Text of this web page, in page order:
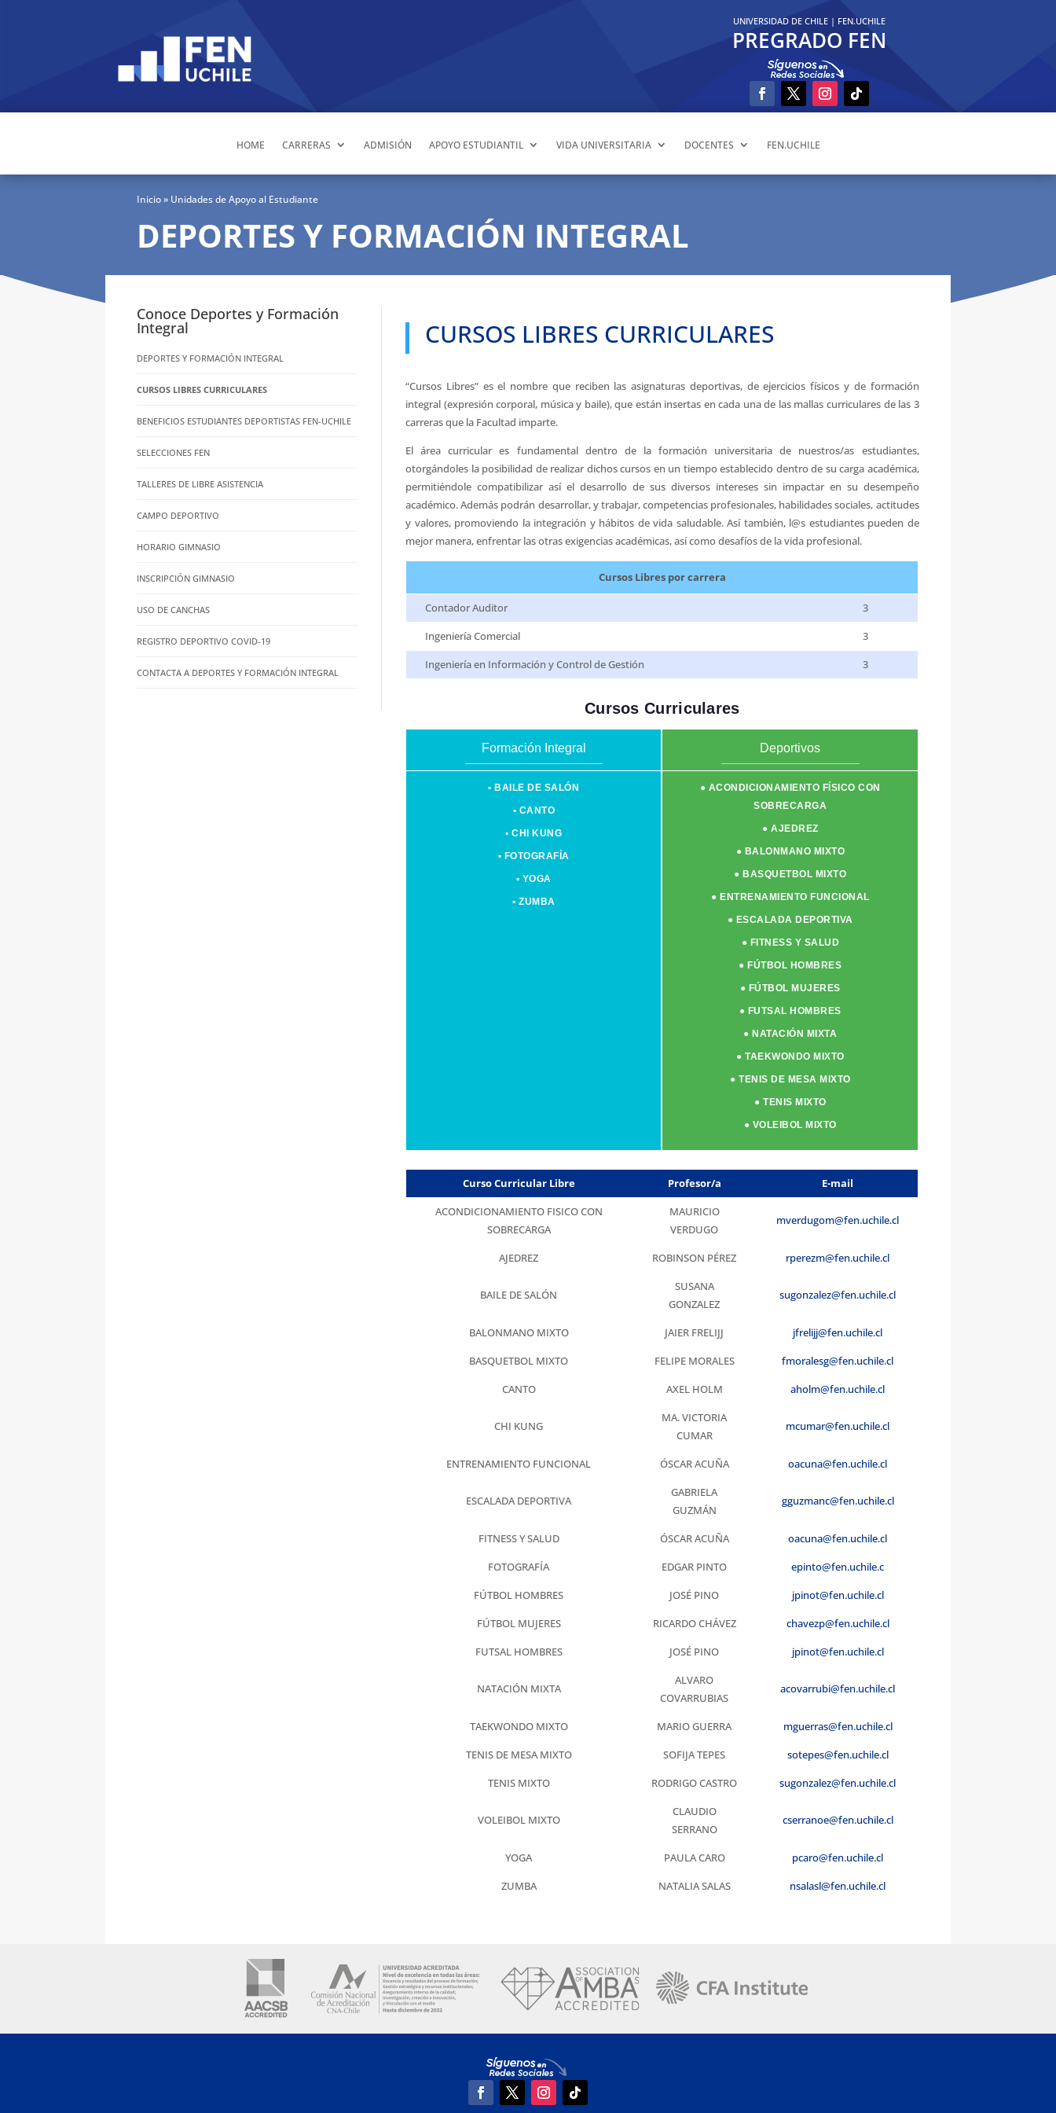
UNIVERSIDAD DE CHILE | FEN.UCHILE
PREGRADO FEN
HOME CARRERAS ADMISIÓN APOYO ESTUDIANTIL VIDA UNIVERSITARIA DOCENTES FEN.UCHILE
Inicio» Unidades de Apoyo al Estudiante
DEPORTES Y FORMACIÓN INTEGRAL
Conoce Deportes y Formación
Integral
DEPORTES Y FORMACIÓN INTEGRAL
CURSOS LIBRES CURRICULARES
BENEFICIOS ESTUDIANTES DEPORTISTAS FEN-UCHILE
SELECCIONES FEN
TALLERES DE LIBRE ASISTENCIA
CAMPO DEPORTIVO
HORARIO GIMNASIO
INSCRIPCIÓN GIMNASIO
USO DE CANCHAS
REGISTRO DEPORTIVO COVID-19
CONTACTA A DEPORTES Y FORMACIÓN INTEGRAL
CURSOS LIBRES CURRICULARES
“Cursos Libres” es el nombre que reciben las asignaturas deportivas, de ejercicios físicos y de formación
integral (expresión corporal, música y baile), que están insertas en cada una de las mallas curriculares de las 3
carreras que la Facultad imparte.
El área curricular es fundamental dentro de la formación universitaria de nuestros/as estudiantes,
otorgándoles la posibilidad de realizar dichos cursos en un tiempo establecido dentro de su carga académica,
permitiéndole compatibilizar así el desarrollo de sus diversos intereses sin impactar en su desempeño
académico. Además podrán desarrollar, y trabajar, competencias profesionales, habilidades sociales, actitudes
y valores, promoviendo la integración y hábitos de vida saludable. Así también, l@s estudiantes pueden de
mejor manera, enfrentar las otras exigencias académicas, así como desafíos de la vida profesional.
Cursos Libres por carrera
Contador Auditor
3
Ingeniería Comercial
3
Ingeniería en Información y Control de Gestión
3
Cursos Curriculares
Formación Integral Deportivos
▪ BAILE DE SALÓN
▪ CANTO
▪ CHI KUNG
▪ FOTOGRAFÍA
▪ YOGA
▪ ZUMBA
● ACONDICIONAMIENTO FÍSICO CON
SOBRECARGA
● AJEDREZ
● BALONMANO MIXTO
● BASQUETBOL MIXTO
● ENTRENAMIENTO FUNCIONAL
● ESCALADA DEPORTIVA
● FITNESS Y SALUD
● FÚTBOL HOMBRES
● FÚTBOL MUJERES
● FUTSAL HOMBRES
● NATACIÓN MIXTA
● TAEKWONDO MIXTO
● TENIS DE MESA MIXTO
● TENIS MIXTO
● VOLEIBOL MIXTO
Curso Curricular Libre Profesor/a
E-mail
ACONDICIONAMIENTO FISICO CON
SOBRECARGA
MAURICIO
VERDUGO
mverdugom@fen.uchile.cl
AJEDREZ ROBINSON PÉREZ rperezm@fen.uchile.cl
BAILE DE SALÓN
SUSANA
GONZALEZ
sugonzalez@fen.uchile.cl
BALONMANO MIXTO JAIER FRELIJJ
jfrelijj@fen.uchile.cl
BASQUETBOL MIXTO
FELIPE MORALES
fmoralesg@fen.uchile.cl
CANTO
AXEL HOLM aholm@fen.uchile.cl
CHI KUNG
MA. VICTORIA
CUMAR
mcumar@fen.uchile.cl
ENTRENAMIENTO FUNCIONAL ÓSCAR ACUÑA oacuna@fen.uchile.cl
ESCALADA DEPORTIVA
GABRIELA
GUZMÁN
gguzmanc@fen.uchile.cl
FITNESS Y SALUD ÓSCAR ACUÑA
oacuna@fen.uchile.cl
FOTOGRAFÍA
EDGAR PINTO
epinto@fen.uchile.c
FÚTBOL HOMBRES
JOSÉ PINO
jpinot@fen.uchile.cl
FÚTBOL MUJERES
RICARDO CHÁVEZ
chavezp@fen.uchile.cl
FUTSAL HOMBRES
JOSÉ PINO jpinot@fen.uchile.cl
NATACIÓN MIXTA
ALVARO
COVARRUBIAS
acovarrubi@fen.uchile.cl
TAEKWONDO MIXTO MARIO GUERRA
mguerras@fen.uchile.cl
TENIS DE MESA MIXTO
SOFIJA TEPES
sotepes@fen.uchile.cl
TENIS MIXTO
RODRIGO CASTRO sugonzalez@fen.uchile.cl
VOLEIBOL MIXTO
CLAUDIO
SERRANO
cserranoe@fen.uchile.cl
YOGA PAULA CARO
pcaro@fen.uchile.cl
ZUMBA
NATALIA SALAS nsalasl@fen.uchile.cl